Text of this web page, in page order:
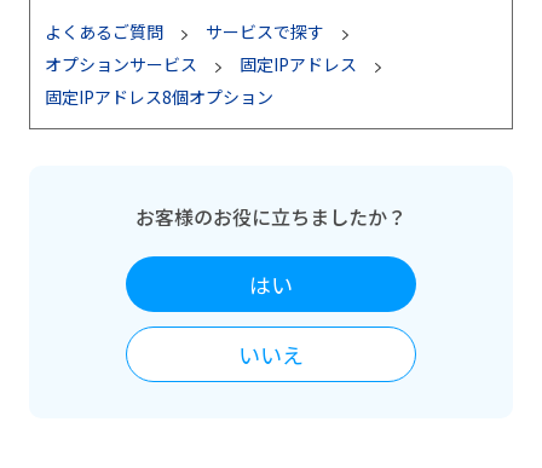
よくあるご質問
サービスで探す
オプションサービス
固定IPアドレス
固定IPアドレス8個オプション
お客様のお役に立ちましたか？
はい
いいえ